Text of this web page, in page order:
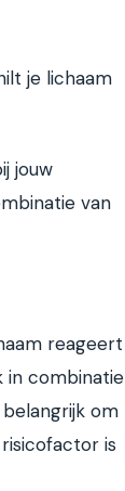
je lichaam
jouw
van
reageert
in combinatie
om
is